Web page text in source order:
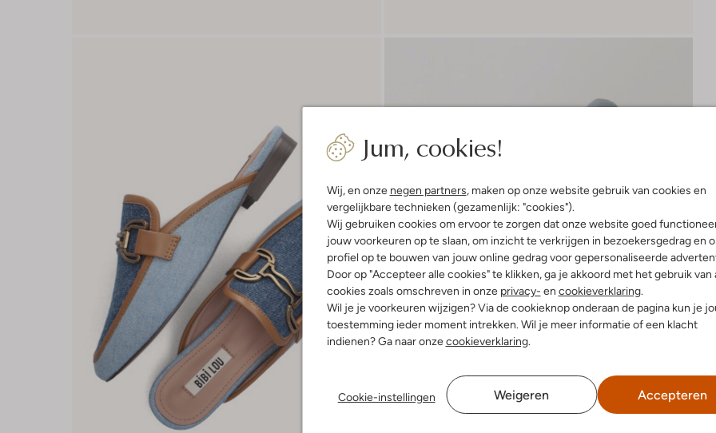
Jum, cookies!
Wij, en onze negen partners, maken op onze website gebruik van cookies en
vergelijkbare technieken (gezamenlijk: "cookies").
Wij gebruiken cookies om ervoor te zorgen dat onze website goed
jouw voorkeuren op te slaan, om inzicht te verkrijgen in bezoekersgedrag en
profiel op te bouwen van jouw online gedrag voor gepersonaliseerde
Door op "Accepteer alle cookies" te klikken, ga je akkoord met het gebruik van
cookies zoals omschreven in onze privacy- en cookieverklaring.
Wil je je voorkeuren wijzigen? Via de cookieknop onderaan de pagina kun je
toestemming ieder moment intrekken. Wil je meer informatie of een klacht
indienen? Ga naar onzecookieverklaring.
Cookie-instellingen Weigeren Accepteren